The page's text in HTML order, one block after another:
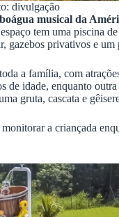
divulgação
musical da
tem uma piscina
gazebos privativos e um
a família, com
de idade, enquanto
gruta, cascata e
a criançada